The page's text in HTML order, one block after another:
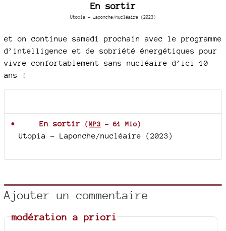
En sortir
Utopia - Laponche/nucléaire (2023)
et on continue samedi prochain avec le programme
d’intelligence et de sobriété énergétiques pour
vivre confortablement sans nucléaire d’ici 10
ans !
En sortir (MP3 - 61 Mio)
Utopia - Laponche/nucléaire (2023)
Ajouter un commentaire
modération a priori